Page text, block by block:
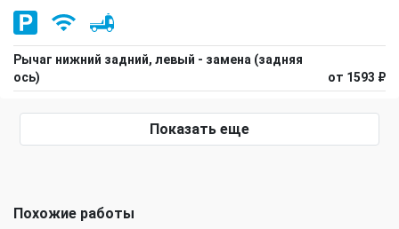
Рычаг нижний задний, левый - замена (задняя
ось)
от 1593 ₽
Показать еще
Похожие работы